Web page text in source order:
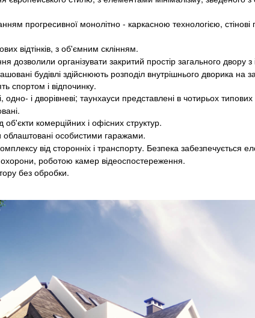
прогресивної монолітно - каркасною технологією,
відтінків, з об'ємним склінням.
дозволили організувати закритий простір загального
будівлі здійснюють розподіл внутрішнього дворика на
спортом і відпочинку.
одно- і дворівневі; таунхауси представлені в чотирьох
комерційних і офісних структур.
облаштовані особистими гаражами.
від сторонніх і транспорту. Безпека забезпечується
роботою камер відеоспостереження.
без обробки.